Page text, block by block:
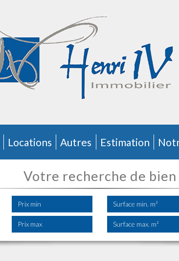
Locations Autres Estimation
votre recherche de bien